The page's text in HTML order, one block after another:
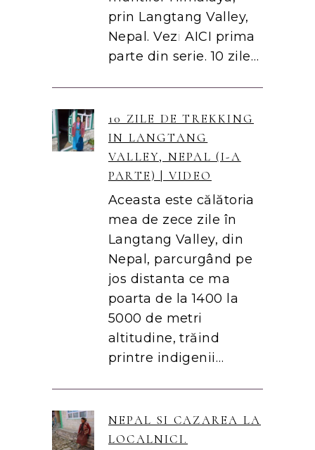
prin Langtang Valley,
Nepal. Vezi AICI prima
parte din serie. 10 zile…
10 ZILE DE TREKKING
IN LANGTANG
VALLEY, NEPAL (I-A
PARTE) | VIDEO
Aceasta este călătoria
mea de zece zile în
Langtang Valley, din
Nepal, parcurgând pe
jos distanta ce ma
poarta de la 1400 la
5000 de metri
altitudine, trăind
printre indigenii…
NEPAL SI CAZAREA LA
LOCALNICI.